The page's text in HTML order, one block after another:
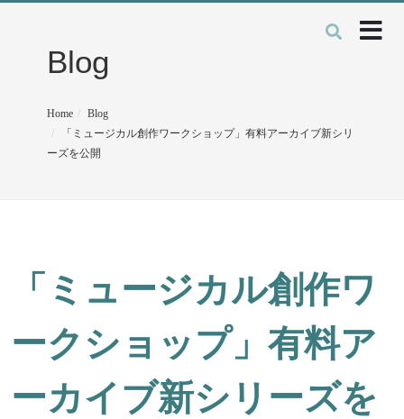
Blog
Home
Blog
「ミュージカル創作ワークショップ」有料アーカイブ新シリ
ーズを公開
「ミュージカル創作ワ
ークショップ」有料ア
ーカイブ新シリーズを